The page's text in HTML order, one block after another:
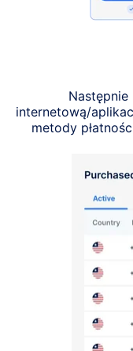
internetową/
metody